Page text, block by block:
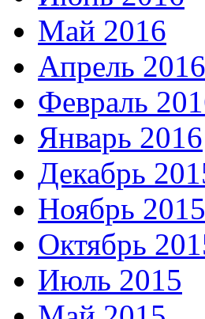
Май 2016
Апрель 2016
Февраль
Январь 2016
Декабрь
Ноябрь 2015
Октябрь
Июль 2015